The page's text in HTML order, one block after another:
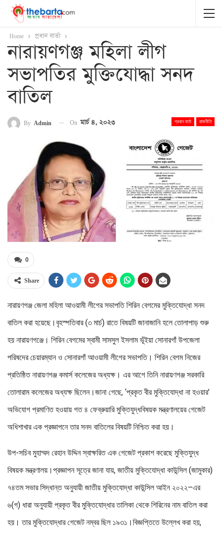
Home প্রধান বার্তা
নারায়ণগঞ্জ মহিলা লীগ
সভাপতির মুক্তিযোদ্ধা সনদ
বাতিল
প্রধান বার্তা রাজনীতি
By Admin On মার্চ ৪, ২০২৩
0
Share
নারায়ণগঞ্জ জেলা মহিলা আওয়ামী লীগের সভাপতি শিরিন বেগমের মুক্তিযোদ্ধা সনদ
বাতিল করা হয়েছে।বৃহস্পতিবার (৩ মার্চ) রাতে বিষয়টি জানাজানি হলে তোলাপাড় শুরু
হয় নারায়ণগঞ্জে। শিরিন বেগমের স্বামী সামসুল ইসলাম ভূঁইয়া সোনারগাঁ উপজেলা
পরিষদের চেয়ারম্যান ও সোনারগাঁ আওয়ামী লীগের সভাপতি। শিরিন বেগম নিজের
প্রতিষ্ঠিত নারায়ণগঞ্জ কমার্স কলেজের অধ্যক্ষ। এর আগে তিনি নারায়ণগঞ্জ সরকারি
তোলারাম কলেজের অধ্যক্ষ ছিলেন।জানা গেছে, ‘প্রকৃত বীর মুক্তিযোদ্ধা না হওয়ার’
অভিযোগ প্রমাণিত হওয়ায় গত ৪ ফেব্রুয়ারি মুক্তিযুদ্ধবিষয়ক মন্ত্রণালয়ের গেজেট
অধিশাখার এক প্রজ্ঞাপনে তার সনদ বাতিলের বিষয়টি নিশ্চিত করা হয়।
উপ-সচিব মুহাম্মদ রেহান উদ্দিন স্বাক্ষরিত এক গেজেট প্রকাশ করেছে মুক্তিযুদ্ধ
বিষয়ক মন্ত্রণালয়।প্রজ্ঞাপন সূত্রে জানা যায়, জাতীয় মুক্তিযোদ্ধা কাউন্সিল (জামুকার)
৭৪তম সভার সিদ্ধান্ত অনুযায়ী জাতীয় মুক্তিযোদ্ধা কাউন্সিল আইন ২০২২–এর
৬(গ) ধারা অনুযায়ী প্রকৃত বীর মুক্তিযোদ্ধার তালিকা থেকে শিরিনের নাম বাতিল করা
হয়। তার মুক্তিযোদ্ধার গেজেট নম্বর ছিল ১৯৩১।বিজ্ঞপ্তিতে উল্লেখ করা হয়,